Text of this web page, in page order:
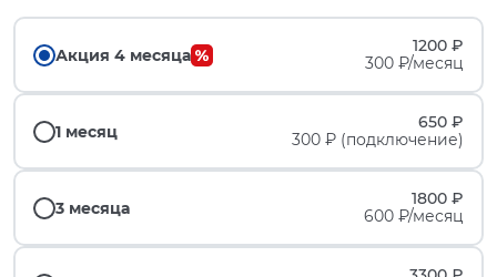
Акция 4 месяца
1200 ₽
300 ₽/месяц
1 месяц
650 ₽
300 ₽ (подключение)
3 месяца
1800 ₽
600 ₽/месяц